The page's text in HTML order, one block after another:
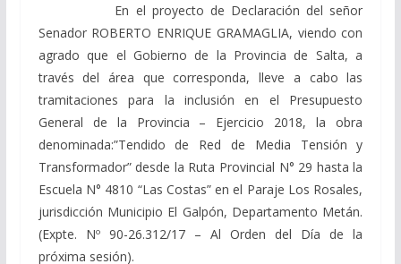
En el proyecto de Declaración del señor
Senador ROBERTO ENRIQUE GRAMAGLIA, viendo con
agrado que el Gobierno de la Provincia de Salta, a
través del área que corresponda, lleve a cabo las
tramitaciones para la inclusión en el Presupuesto
General de la Provincia – Ejercicio 2018, la obra
denominada:”Tendido de Red de Media Tensión y
Transformador” desde la Ruta Provincial N° 29 hasta la
Escuela N° 4810 “Las Costas” en el Paraje Los Rosales,
jurisdicción Municipio El Galpón, Departamento Metán.
(Expte. Nº 90-26.312/17 – Al Orden del Día de la
próxima sesión).